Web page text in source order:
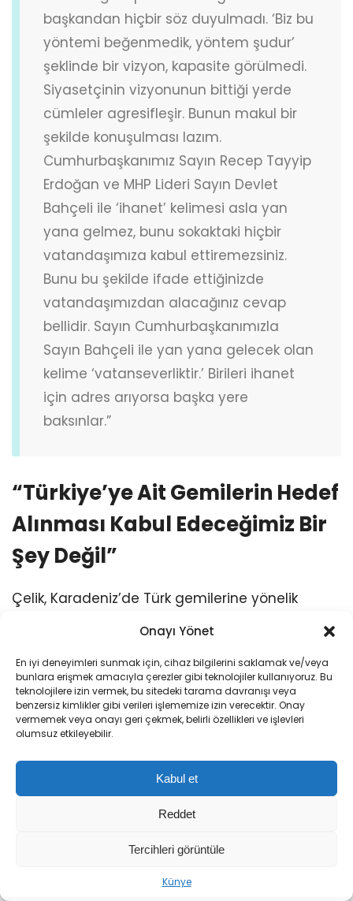
Onayı Yönet
En iyi deneyimleri sunmak için, cihaz bilgilerini saklamak ve/veya
bunlara erişmek amacıyla çerezler gibi teknolojiler kullanıyoruz. Bu
teknolojilere izin vermek, bu sitedeki tarama davranışı veya
benzersiz kimlikler gibi verileri işlememize izin verecektir. Onay
vermemek veya onayı geri çekmek, belirli özellikleri ve işlevleri
olumsuz etkileyebilir.
Kabul et
Reddet
Tercihleri görüntüle
Künye
başkandan hiçbir söz duyulmadı. ‘Biz bu
yöntemi beğenmedik, yöntem şudur’
şeklinde bir vizyon, kapasite görülmedi.
Siyasetçinin vizyonunun bittiği yerde
cümleler agresifleşir. Bunun makul bir
şekilde konuşulması lazım.
Cumhurbaşkanımız Sayın Recep Tayyip
Erdoğan ve MHP Lideri Sayın Devlet
Bahçeli ile ‘ihanet’ kelimesi asla yan
yana gelmez, bunu sokaktaki hiçbir
vatandaşımıza kabul ettiremezsiniz.
Bunu bu şekilde ifade ettiğinizde
vatandaşımızdan alacağınız cevap
bellidir. Sayın Cumhurbaşkanımızla
Sayın Bahçeli ile yan yana gelecek olan
kelime ‘vatanseverliktir.’ Birileri ihanet
için adres arıyorsa başka yere
baksınlar.”
“Türkiye’ye Ait Gemilerin Hedef
Alınması Kabul Edeceğimiz Bir
Şey Değil”
Çelik, Karadeniz’de Türk gemilerine yönelik
“Karadeniz güvenliğinin riske
atıldığını söyledik. Karadeniz’de askeri
alınması bu savaşı başka boyuta
taşıyacak riskler taşıyor. Türkiye’ye ait
kabul edeceğimiz bir şey değil, bunu en